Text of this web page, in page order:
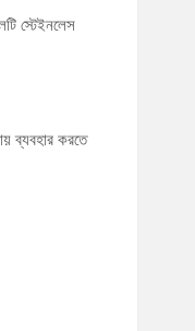
স্টেইনলেস
ব্যবহার করতে